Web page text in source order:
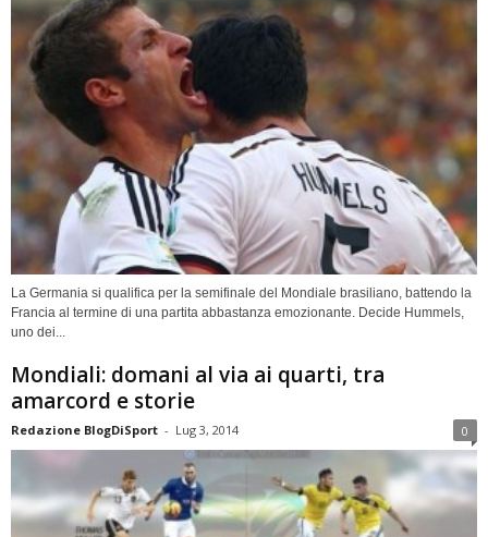
La Germania si qualifica per la semifinale del Mondiale brasiliano, battendo la
Francia al termine di una partita abbastanza emozionante. Decide Hummels,
uno dei...
Mondiali: domani al via ai quarti, tra
amarcord e storie
Redazione BlogDiSport - Lug 3, 2014 0